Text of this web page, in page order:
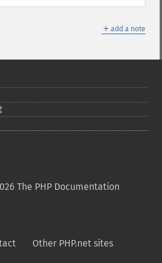
＋ add a note
The PHP Documentation
Other PHP.net sites